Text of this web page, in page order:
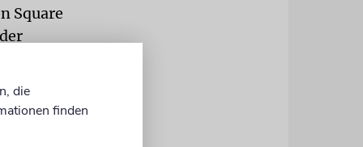
Square
Schienen
die
finden